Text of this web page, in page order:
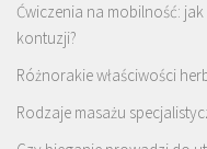
Ćwiczenia na mobilność:
kontuzji?
Różnorakie właściwości
Rodzaje masażu